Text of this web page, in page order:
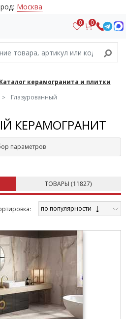
Москва
0 0
Каталог керамогранита и плитки
Глазурованный
КЕРАМОГРАНИТ
параметров
ТОВАРЫ (11827)
по популярности